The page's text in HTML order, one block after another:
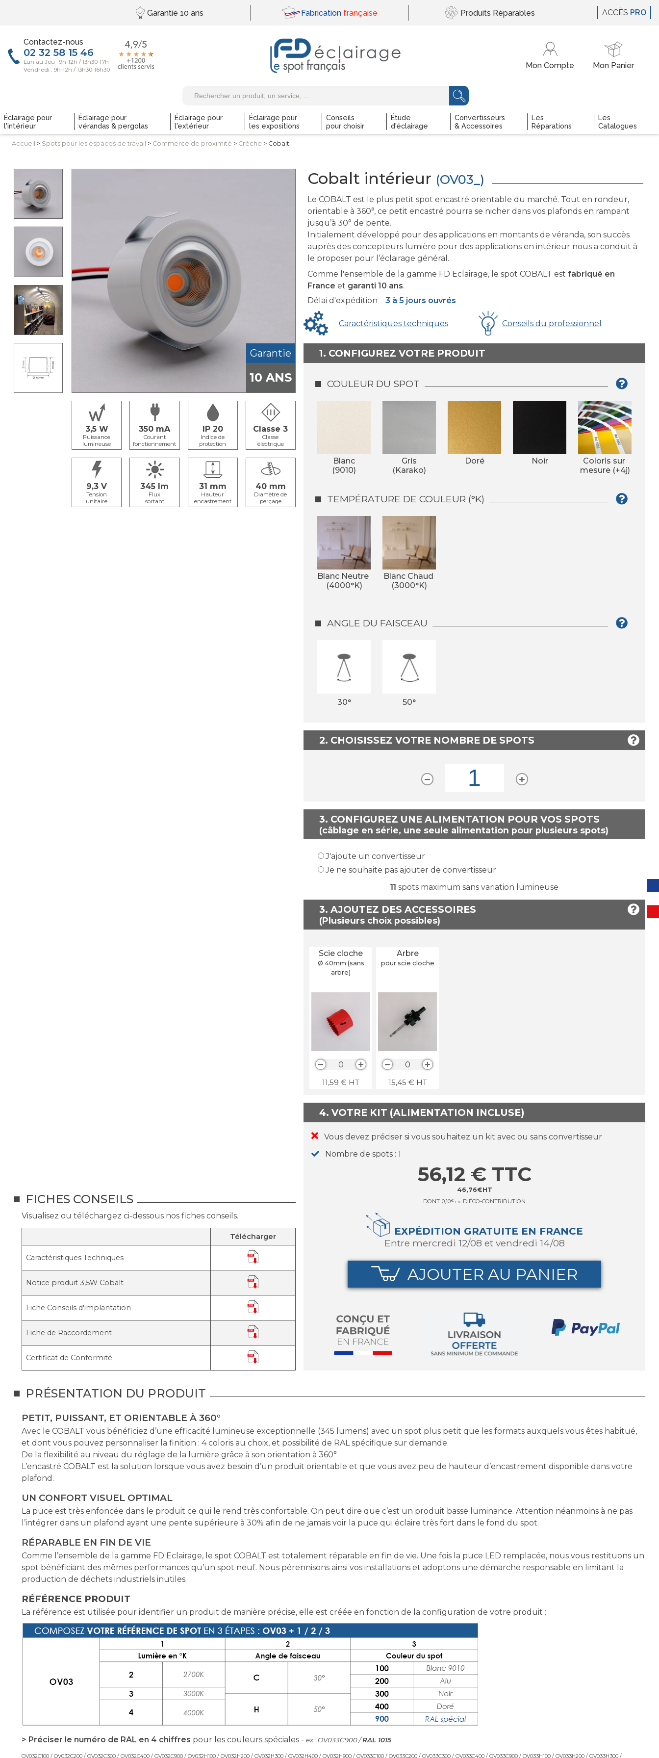
Garantie 10 ans Fabrication française Produits Réparables
Contactez-nous
Éclairage pour
l'intérieur
Éclairage pour
vérandas & pergolas
Éclairage pour
l'extérieur
Éclairage pour
les expositions
Conseils
pour choisir
Étude
d'éclairage
Convertisseurs
& Accessoires
Les
Réparations
Les
Catalogues
ACCÈS PRO
Accueil > Spots pour les espaces de travail > Commerce de proximité > Crèche > Cobalt
Cobalt intérieur (OV03_)
Le COBALT est le plus petit spot encastré orientable du marché. Tout en rondeur,
orientable à 360°, ce petit encastré pourra se nicher dans vos plafonds en rampant
jusqu’à 30° de pente.
Initialement développé pour des applications en montants de véranda, son succès
auprès des concepteurs lumière pour des applications en intérieur nous a conduit à
le proposer pour l’éclairage général.
Comme l'ensemble de la gamme FD Eclairage, le spot COBALT est fabriqué en
France et garanti 10 ans.
Délai d'expédition
3 à 5 jours ouvrés
Caractéristiques techniques Conseils du professionnel
Garantie
10 ANS
3,5
Puissance
lumineuse
350
Courant
fonctionnement
IP 20
Indice de
protection
Classe 3
Classe
électrique
9,3
Tension
unitaire
345
Flux
sortant
31
Hauteur
encastrement
40
Diamètre de
perçage
FICHES CONSEILS
Visualisez ou téléchargez ci-dessous nos fiches conseils.
Télécharger
Caractéristiques Techniques
Notice produit 3,5W Cobalt
Fiche Conseils d'implantation
Fiche de Raccordement
Certificat de Conformité
1. CONFIGUREZ VOTRE PRODUIT
COULEUR DU SPOT
Blanc
(9010)
Gris
(Karako)
Doré Noir
Coloris sur
mesure (+4j)
TEMPÉRATURE DE COULEUR (°K)
Blanc Neutre
(4000°K)
Blanc Chaud
(3000°K)
ANGLE DU FAISCEAU
30° 50°
2. CHOISISSEZ VOTRE NOMBRE DE SPOTS
3. CONFIGUREZ UNE ALIMENTATION POUR VOS SPOTS
(câblage en série, une seule alimentation pour plusieurs spots)
J'ajoute un convertisseur
Je ne souhaite pas ajouter de convertisseur
11 spots maximum sans variation lumineuse
3. AJOUTEZ DES ACCESSOIRES
Scie cloche
Ø 40mm (sans
arbre)
0
11,59 € HT
Arbre
pour scie cloche
0
15,45 € HT
4. VOTRE KIT (ALIMENTATION INCLUSE)
Vous devez préciser si vous souhaitez un kit avec ou sans convertisseur
Nombre de spots 1
46,76€HT
56,12 € TTC
DONT 0,10€ TTC D'ÉCO-CONTRIBUTION
EXPÉDITION GRATUITE EN FRANCE
entre mercredi 12/08 et vendredi 14/08
AJOUTER AU PANIER
PRÉSENTATION DU PRODUIT
PETIT, PUISSANT, ET ORIENTABLE À 360°
Avec le COBALT vous bénéficiez d’une efficacité lumineuse exceptionnelle (345 lumens) avec un spot plus petit que les formats auxquels vous êtes habitué,
et dont vous pouvez personnaliser la finition : 4 coloris au choix, et possibilité de RAL spécifique sur demande.
De la flexibilité au niveau du réglage de la lumière grâce à son orientation à 360°
L’encastré COBALT est la solution lorsque vous avez besoin d’un produit orientable et que vous avez peu de hauteur d’encastrement disponible dans votre
plafond.
UN CONFORT VISUEL OPTIMAL
La puce est très enfoncée dans le produit ce qui le rend très confortable. On peut dire que c’est un produit basse luminance. Attention néanmoins à ne pas
l’intégrer dans un plafond ayant une pente supérieure à 30% afin de ne jamais voir la puce qui éclaire très fort dans le fond du spot.
RÉPARABLE EN FIN DE VIE
Comme l’ensemble de la gamme FD Eclairage, le spot COBALT est totalement réparable en fin de vie. Une fois la puce LED remplacée, nous vous restituons un
spot bénéficiant des mêmes performances qu’un spot neuf. Nous pérennisons ainsi vos installations et adoptons une démarche responsable en limitant la
production de déchets industriels inutiles.
RÉFÉRENCE PRODUIT
La référence est utilisée pour identifier un produit de manière précise, elle est créée en fonction de la configuration de votre produit :
> Préciser le numéro de RAL en 4 chiffres pour les couleurs spéciales - ex : OV033C900 /RAL 1015
OV032C100 / OV032C200 / OV032C300 / OV032C400 / OV032C900 / OV032H100 / OV032H200 / OV032H300 / OV032H400 / OV032H900 / OV033C100 / OV033C200 / OV033C300 / OV033C400 / OV033C900 / OV033H100 / OV033H200 / OV033H300 /